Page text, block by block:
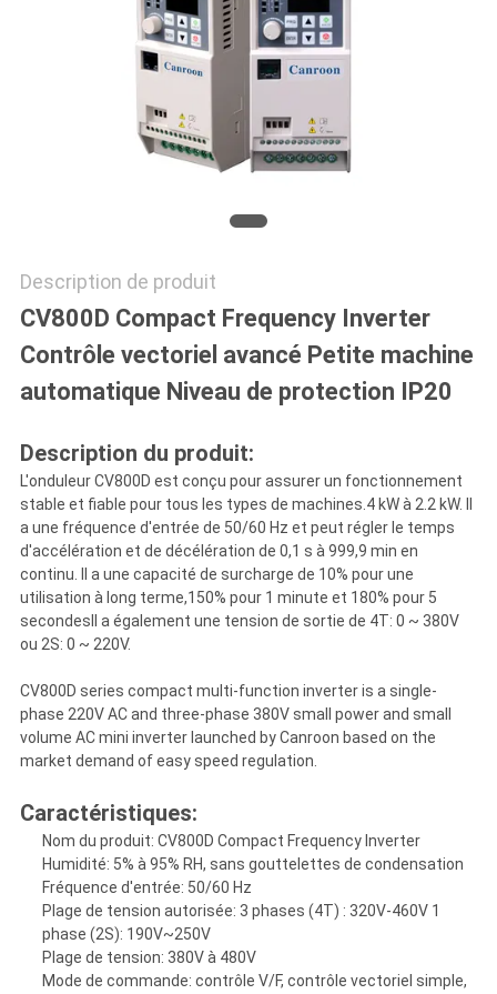
POLITIQUE
DE
LA
VIE
Description de produit
CV800D Compact Frequency Inverter
Contrôle vectoriel avancé Petite machine
automatique Niveau de protection IP20
Description du produit:
L'onduleur CV800D est conçu pour assurer un fonctionnement
stable et fiable pour tous les types de machines.4 kW à 2.2 kW. Il
a une fréquence d'entrée de 50/60 Hz et peut régler le temps
d'accélération et de décélération de 0,1 s à 999,9 min en
continu. Il a une capacité de surcharge de 10% pour une
utilisation à long terme,150% pour 1 minute et 180% pour 5
secondesIl a également une tension de sortie de 4T: 0 ~ 380V
ou 2S: 0 ~ 220V.
CV800D series compact multi-function inverter is a single-
phase 220V AC and three-phase 380V small power and small
volume AC mini inverter launched by Canroon based on the
market demand of easy speed regulation.
Caractéristiques:
Nom du produit: CV800D Compact Frequency Inverter
Humidité: 5% à 95% RH, sans gouttelettes de condensation
Fréquence d'entrée: 50/60 Hz
Plage de tension autorisée: 3 phases (4T) : 320V-460V 1
phase (2S): 190V~250V
Plage de tension: 380V à 480V
Mode de commande: contrôle V/F, contrôle vectoriel simple,